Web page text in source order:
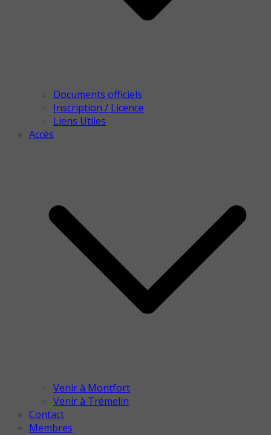
Documents officiels
Inscription / Licence
Liens Utiles
Accès
Venir à Montfort
Venir à Trémelin
Contact
Membres